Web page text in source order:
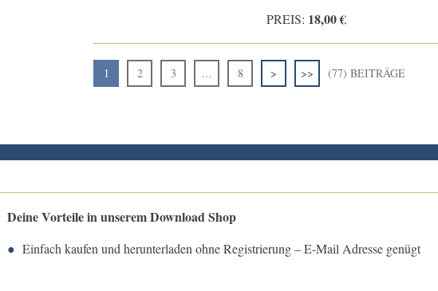
PREIS: 18,00 €
1 2 3 … 8 > >> (77) BEITRÄGE
Deine Vorteile in unserem Download Shop
Einfach kaufen und herunterladen ohne Registrierung – E-Mail Adresse genügt